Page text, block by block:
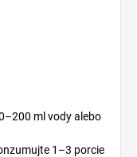
ml vody alebo
1–3 porcie